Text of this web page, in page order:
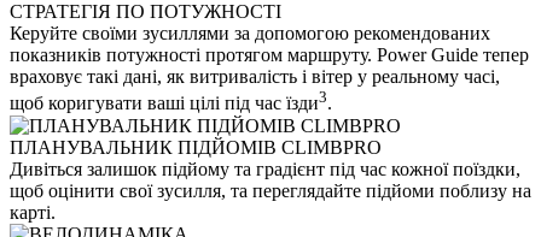
СТРАТЕГІЯ ПО ПОТУЖНОСТІ
Керуйте своїми зусиллями за допомогою рекомендованих
показників потужності протягом маршруту. Power Guide тепер
враховує такі дані, як витривалість і вітер у реальному часі,
щоб коригувати ваші цілі під час їзди3.
ПЛАНУВАЛЬНИК ПІДЙОМІВ CLIMBPRO
Дивіться залишок підйому та градієнт під час кожної поїздки,
щоб оцінити свої зусилля, та переглядайте підйоми поблизу на
карті.